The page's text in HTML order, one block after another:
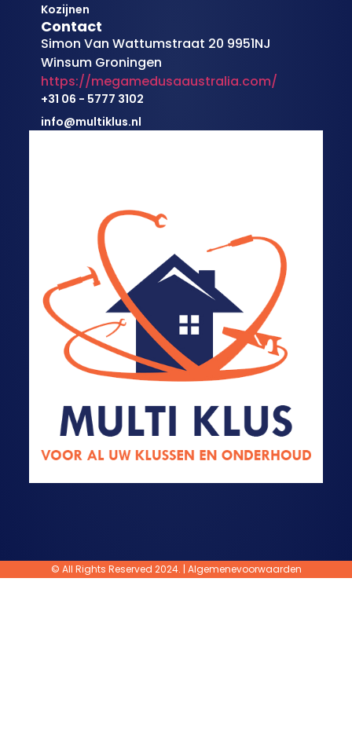
Kozijnen
Contact
Simon Van Wattumstraat 20 9951NJ
Winsum Groningen
https://megamedusaaustralia.com/
+31 06 - 5777 3102
info@multiklus.nl
© All Rights Reserved 2024. | Algemenevoorwaarden